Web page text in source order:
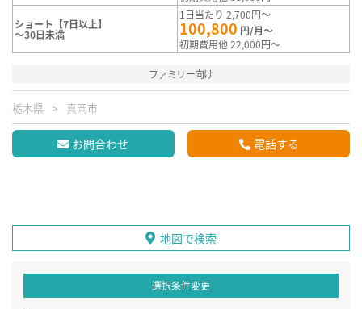
ショート【7日以上】
～30日未満
1日当たり 2,700円～
100,800 円/月～
初期費用他 22,000円～
ファミリー向け
栃木県 真岡市
お問合わせ 電話する
地図で検索
選択条件変更